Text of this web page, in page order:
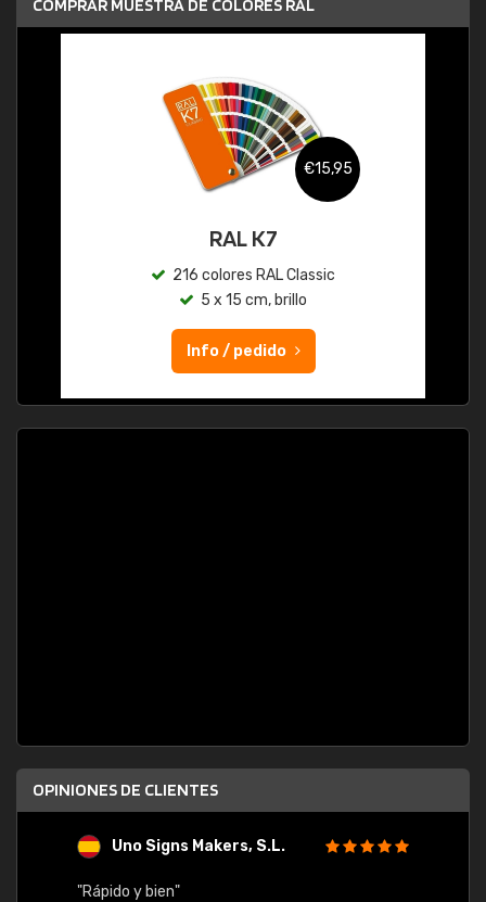
COMPRAR MUESTRA DE COLORES RAL
€15,95
RAL K7
216 colores RAL Classic
5 x 15 cm, brillo
Info / pedido
OPINIONES DE CLIENTES
Uno Signs Makers, S.L.
"Rápido y bien"